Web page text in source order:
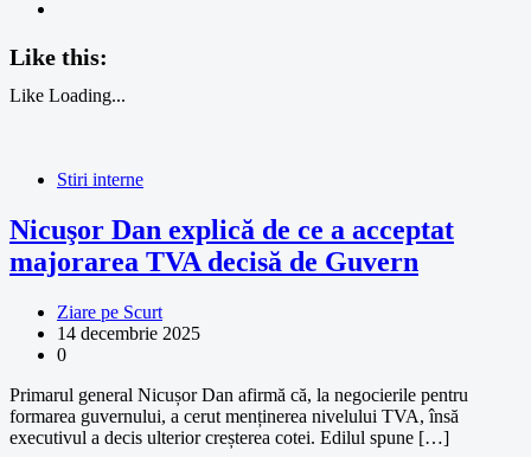
Like this:
Like Loading...
Stiri interne
Nicuşor Dan explică de ce a acceptat
majorarea TVA decisă de Guvern
Ziare pe Scurt
14 decembrie 2025
0
Primarul general Nicușor Dan afirmă că, la negocierile pentru
formarea guvernului, a cerut menținerea nivelului TVA, însă
executivul a decis ulterior creșterea cotei. Edilul spune […]